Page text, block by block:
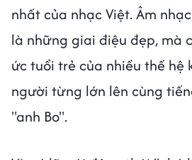
nhất của nhạc Việt. Âm
là những giai điệu đẹp, mà
ức tuổi trẻ của nhiều thế hệ
người từng lớn lên cùng
"anh Bo".